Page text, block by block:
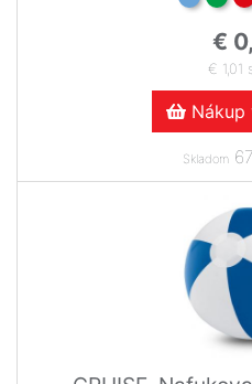
€
€ 1,01
Nákup
Skladom